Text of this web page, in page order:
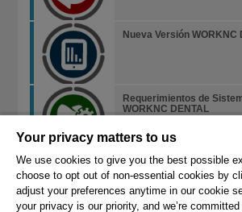
Nueva Versión WORKNC
Requerimientos de
WORKNC DENTAL
Your privacy matters to us
We use cookies to give you the best possible
choose to opt out of non-essential cookies by
adjust your preferences anytime in our cookie
your privacy is our priority, and we’re